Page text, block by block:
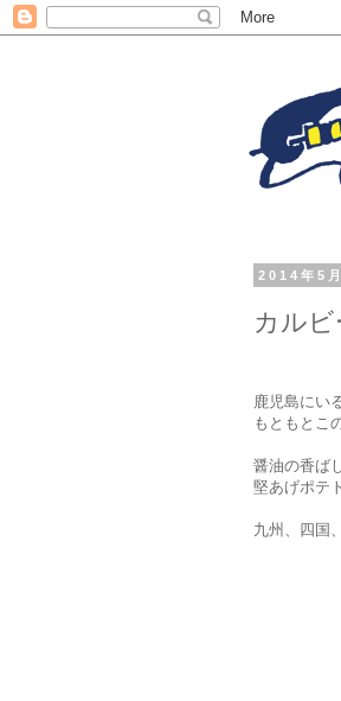
2014年5
カル
鹿児島にい
もともとこ
醤油の香ば
堅あげポテ
九州、四国